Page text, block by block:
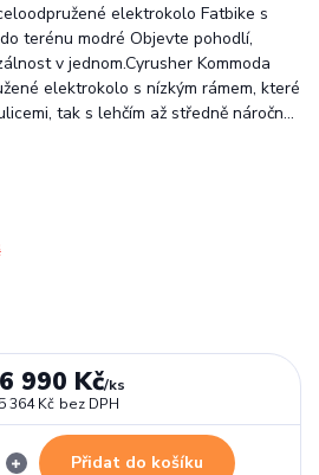
elektrokolo Fatbike s
terénu modré Objevte pohodlí,
v jednom.Cyrusher Kommoda
elektrokolo s nízkým rámem, které
tak s lehčím až středně náročn...
990 Kč/ks
364 Kč bez DPH
Přidat do košíku